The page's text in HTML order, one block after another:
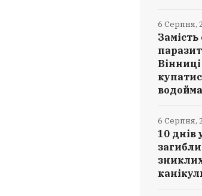
Замість
6 Серпня,
10 днів
6 Серпня,